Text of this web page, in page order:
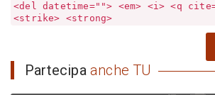
<del datetime=""> <em> <i> <q
<strike> <strong>
Partecipa anche TU